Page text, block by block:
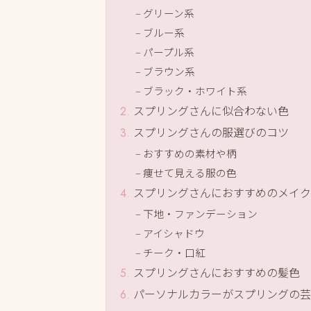
グリーン系
ブルー系
パープル系
ブラウン系
ブラック・ホワイト系
スプリングさんに似合わない色
スプリングさんの服選びのコツ
おすすめの素材や柄
痩せて見える服の色
スプリングさんにおすすめのメイク
下地・ファンデーション
アイシャドウ
チーク・口紅
スプリングさんにおすすめの髪色
パーソナルカラーがスプリングの